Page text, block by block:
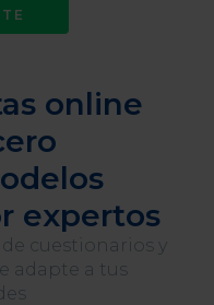
online
expertos
cuestionarios y
adapte a tus